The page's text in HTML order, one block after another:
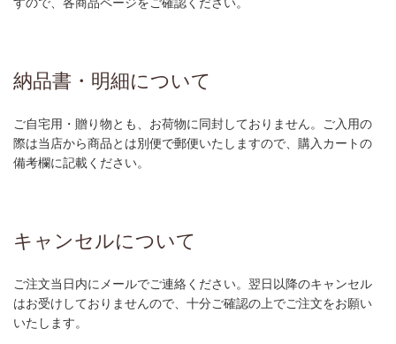
納品書・明細について
ご自宅用・贈り物とも、お荷物に同封しておりません。ご入用の
際は当店から商品とは別便で郵便いたしますので、購入カートの
備考欄に記載ください。
キャンセルについて
ご注文当日内にメールでご連絡ください。翌日以降のキャンセル
はお受けしておりませんので、十分ご確認の上でご注文をお願い
いたします。